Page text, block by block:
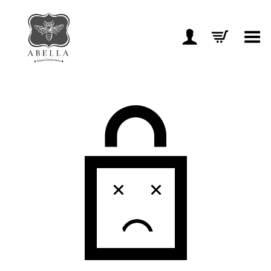
Toggle Menu